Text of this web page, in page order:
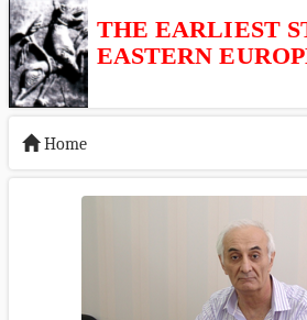
THE EARLIEST
EASTERN
Home